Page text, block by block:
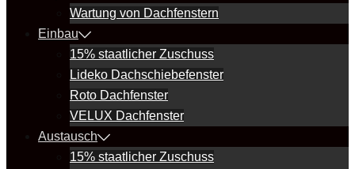
Wartung von Dachfenstern
Einbau
15% staatlicher Zuschuss
Lideko Dachschiebefenster
Roto Dachfenster
VELUX Dachfenster
Austausch
15% staatlicher Zuschuss